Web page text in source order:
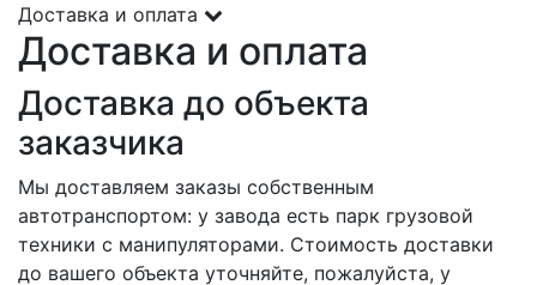
Доставка и оплата
Доставка и оплата
Доставка до объекта
заказчика
Мы доставляем заказы собственным
автотранспортом: у завода есть парк грузовой
техники с манипуляторами. Стоимость доставки
до вашего объекта уточняйте, пожалуйста, у